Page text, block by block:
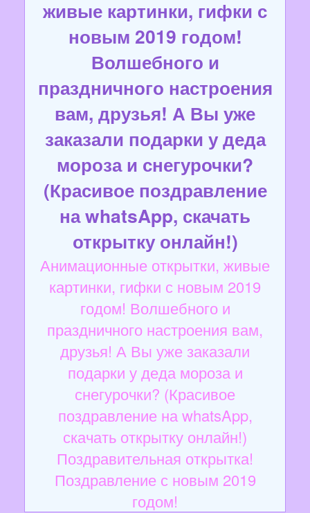
живые картинки, гифки с
новым 2019 годом!
Волшебного и
праздничного настроения
вам, друзья! А Вы уже
заказали подарки у деда
мороза и снегурочки?
(Красивое поздравление
на whatsApp, скачать
открытку онлайн!)
Анимационные открытки, живые
картинки, гифки с новым 2019
годом! Волшебного и
праздничного настроения вам,
друзья! А Вы уже заказали
подарки у деда мороза и
снегурочки? (Красивое
поздравление на whatsApp,
скачать открытку онлайн!)
Поздравительная открытка!
Поздравление с новым 2019
годом!